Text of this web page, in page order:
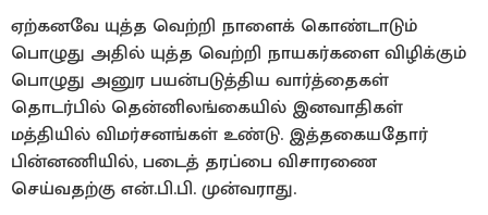
ஏற்கனவே யுத்த வெற்றி நாளைக் கொண்டாடும்
பொழுது அதில் யுத்த வெற்றி நாயகர்களை விழிக்கும்
பொழுது அனுர பயன்படுத்திய வார்த்தைகள்
தொடர்பில் தென்னிலங்கையில் இனவாதிகள்
மத்தியில் விமர்சனங்கள் உண்டு. இத்தகையதோர்
பின்னணியில், படைத் தரப்பை விசாரணை
செய்வதற்கு என்.பி.பி. முன்வராது.